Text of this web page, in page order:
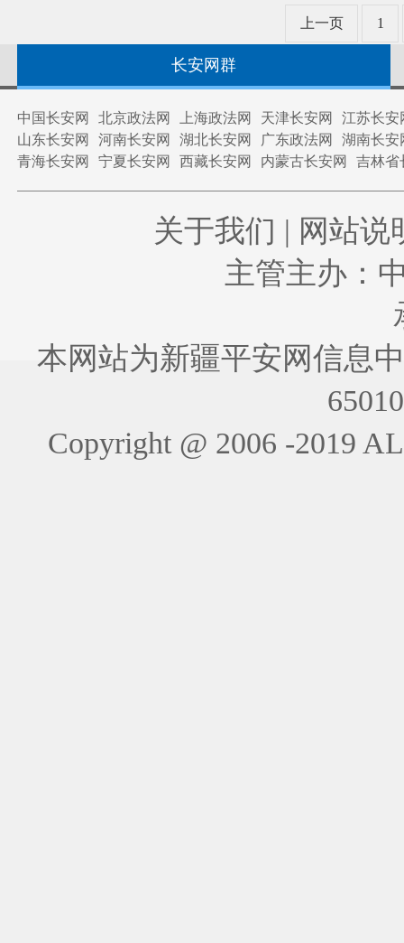
上一页 1
长安网群
中国长安网 北京政法网 上海政法网 天津长安网
江苏长安
山东长安网
河南长安网 湖北长安网 广东政法网
湖南长安
青海长安网
宁夏长安网 西藏长安网 内蒙古长安网 吉林省
关于我们 | 网站说
主管主办：
本网站为新疆平安网信息
Copyright @ 2006 -2019